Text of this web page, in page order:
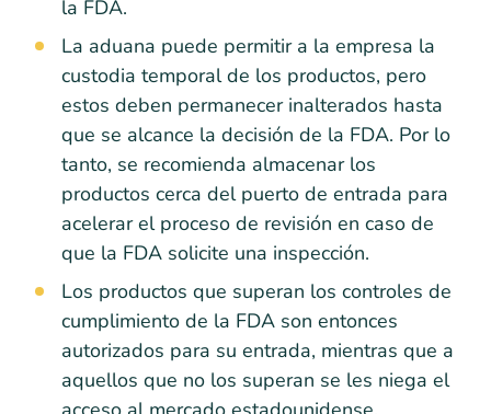
la FDA.
La aduana puede permitir a la empresa la
custodia temporal de los productos, pero
estos deben permanecer inalterados hasta
que se alcance la decisión de la FDA. Por lo
tanto, se recomienda almacenar los
productos cerca del puerto de entrada para
acelerar el proceso de revisión en caso de
que la FDA solicite una inspección.
Los productos que superan los controles de
cumplimiento de la FDA son entonces
autorizados para su entrada, mientras que a
aquellos que no los superan se les niega el